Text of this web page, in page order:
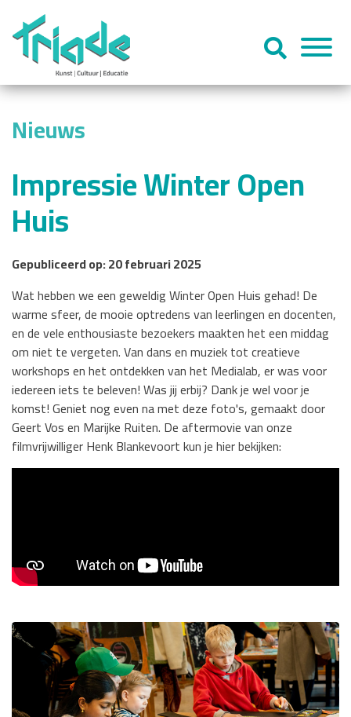
Nieuws
Impressie Winter Open
Huis
Gepubliceerd op: 20 februari 2025
Wat hebben we een geweldig Winter Open Huis gehad! De
warme sfeer, de mooie optredens van leerlingen en docenten,
en de vele enthousiaste bezoekers maakten het een middag
om niet te vergeten. Van dans en muziek tot creatieve
workshops en het ontdekken van het Medialab, er was voor
iedereen iets te beleven! Was jij erbij? Dank je wel voor je
komst! Geniet nog even na met deze foto's, gemaakt door
Geert Vos en Marijke Ruiten. De aftermovie van onze
filmvrijwilliger Henk Blankevoort kun je hier bekijken: